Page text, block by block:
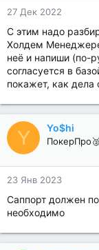
27 Дек 2022
С этим надо
Холдем
неё и напиши (по-
согласуется в
покажет, как дела
Y Yo$hi
ПокерПро🥈
23 Янв 2023
Саппорт должен
необходимо